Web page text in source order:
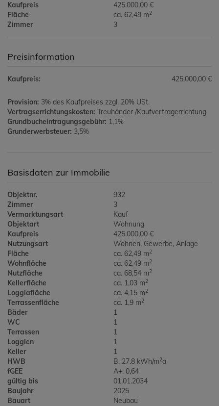
Kaufpreis
425.000,00 €
Fläche
ca. 62,49 m2
Zimmer 3
Preisinformation
Kaufpreis: 425.000,00 €
Provision: 3% des Kaufpreises zzgl. 20% USt.
Vertragserrichtungskosten: Treuhänder /Kaufvertragerrichtung
Grundbucheintragungsgebühr: 1,1%
Grunderwerbsteuer: 3,5%
Basisdaten zur Immobilie
Objektnr.
932
Zimmer
3
Vermarktungsart
Kauf
Objektart
Wohnung
Kaufpreis
425.000,00 €
Nutzungsart
Wohnen Gewerbe Anlage
Fläche
ca. 62,49 m2
Wohnfläche ca. 62,49 m2
Nutzfläche ca. 68,54 m2
Kellerfläche ca. 1,03 m2
Loggiafläche ca. 4,15 m2
Terrassenfläche ca. 1,9 m2
Bäder
1
WC
1
Terrassen
1
Loggien
1
Keller
1
HWB
B, 27.8 kWh/m2a
fGEE
A+, 0,64
gültig bis
01.01.2034
Baujahr
2025
Bauart
Neubau